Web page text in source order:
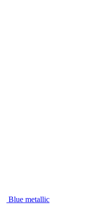
Blue metallic